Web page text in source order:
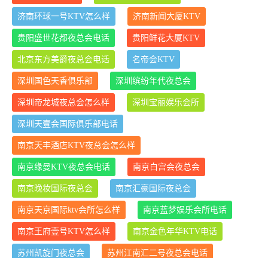
济南环球一号KTV怎么样 济南新闻大厦KTV
贵阳盛世花都夜总会电话 贵阳鲜花大厦KTV
北京东方美爵夜总会电话 名帝会KTV
深圳国色天香俱乐部 深圳缤纷年代夜总会
深圳帝龙城夜总会怎么样 深圳宝丽娱乐会所
深圳天壹会国际俱乐部电话
南京天丰酒店KTV夜总会怎么样
南京缘曼KTV夜总会电话 南京白宫会夜总会
南京晚妆国际夜总会 南京汇豪国际夜总会
南京天京国际ktv会所怎么样 南京蓝梦娱乐会所电话
南京王府壹号KTV怎么样 南京金色年华KTV电话
苏州凯旋门夜总会 苏州江南汇二号夜总会电话